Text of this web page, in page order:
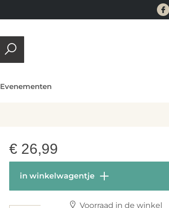
Evenementen
€ 26,99
in winkelwagentje
Voorraad in de winkel